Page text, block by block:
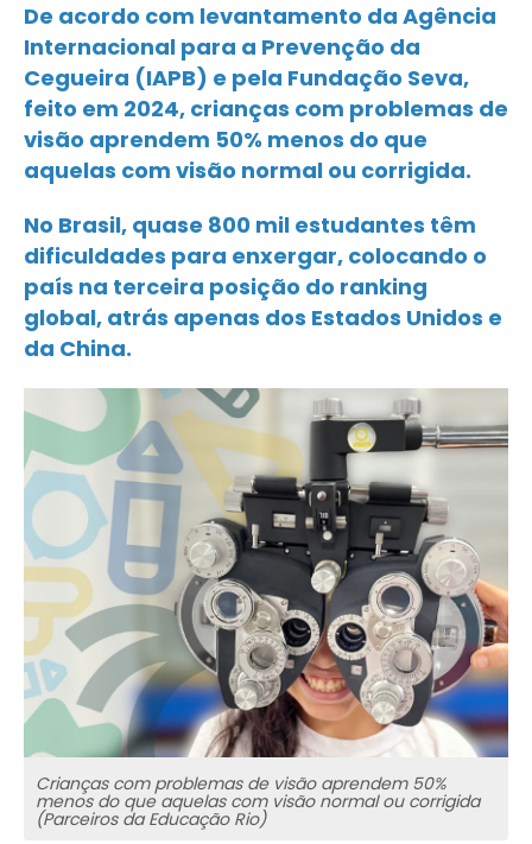
De acordo com levantamento da Agência
Internacional para a Prevenção da
Cegueira (IAPB) e pela Fundação Seva,
feito em 2024, crianças com problemas de
visão aprendem 50% menos do que
aquelas com visão normal ou corrigida.
No Brasil, quase 800 mil estudantes têm
dificuldades para enxergar, colocando o
país na terceira posição do ranking
global, atrás apenas dos Estados Unidos e
da China.
Crianças com problemas de visão aprendem 50%
menos do que aquelas com visão normal ou corrigida
(Parceiros da Educação Rio)